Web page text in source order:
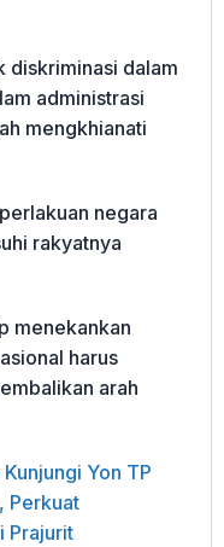
diskriminasi dalam
administrasi
mengkhianati
negara
rakyatnya
menekankan
harus
arah
Yon TP
Perkuat
Prajurit